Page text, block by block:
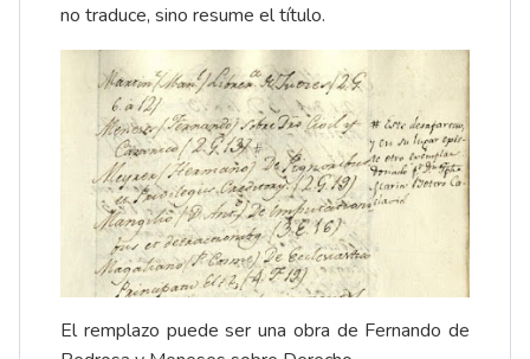
no traduce, sino resume el título.
El remplazo puede ser una obra de Fernando de